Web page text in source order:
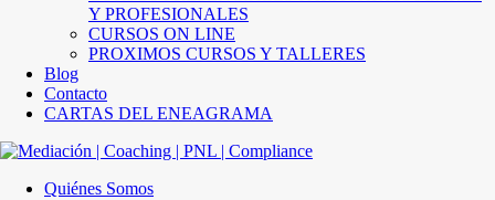
Y PROFESIONALES
CURSOS ON LINE
PROXIMOS CURSOS Y TALLERES
Blog
Contacto
CARTAS DEL ENEAGRAMA
Quiénes Somos